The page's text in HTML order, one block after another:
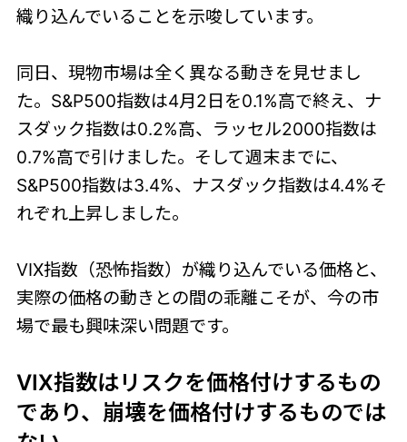
織り込んでいることを示唆しています。
同日、現物市場は全く異なる動きを見せまし
た。S&P500指数は4月2日を0.1%高で終え、ナ
スダック指数は0.2%高、ラッセル2000指数は
0.7%高で引けました。そして週末までに、
S&P500指数は3.4%、ナスダック指数は4.4%そ
れぞれ上昇しました。
VIX指数（恐怖指数）が織り込んでいる価格と、
実際の価格の動きとの間の乖離こそが、今の市
場で最も興味深い問題です。
VIX指数はリスクを価格付けするもの
であり、崩壊を価格付けするものでは